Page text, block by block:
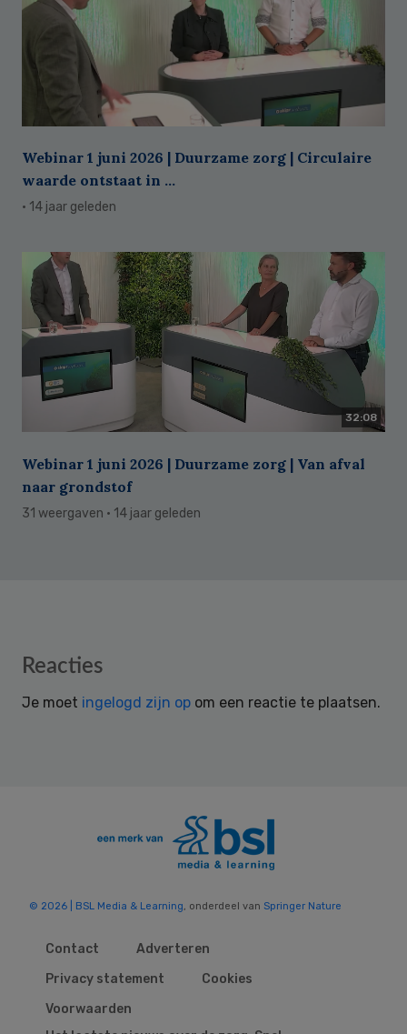
Webinar 1 juni 2026 | Duurzame zorg | Circulaire
waarde ontstaat in ...
· 14 jaar geleden
32:08
Webinar 1 juni 2026 | Duurzame zorg | Van afval
naar grondstof
31 weergaven · 14 jaar geleden
Reader
Reacties
Je moet ingelogd zijn op om een reactie te plaatsen.
© 2026 | BSL Media & Learning, onderdeel van Springer Nature
Contact
Adverteren
Privacy statement
Cookies
Voorwaarden